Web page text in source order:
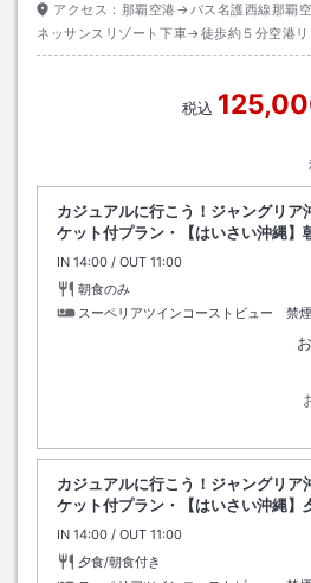
アクセス： 那覇空港→バス名護西線那覇
ネッサンスリゾート下車→徒歩約５分空港
／沖縄エアポートシャトル
税込
カジュアルに行こう！ジャングリア
ケット付プラン・【はいさい沖縄】
IN チェックイン
14:00 / OUT チェックアウト
11:00
朝食のみ
スーペリアツインコーストビュー 禁煙
カジュアルに行こう！ジャングリア
ケット付プラン・【はいさい沖縄】
IN チェックイン
14:00 / OUT チェックアウト
11:00
夕食/朝食付き